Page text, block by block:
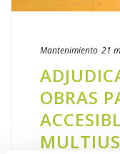
Mantenimiento 21
OBRAS